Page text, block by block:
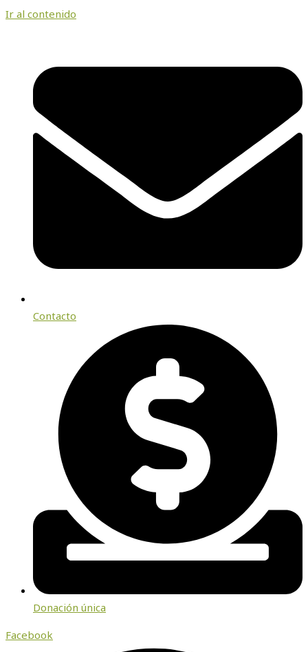
Ir al contenido
Contacto
Donación única
Facebook